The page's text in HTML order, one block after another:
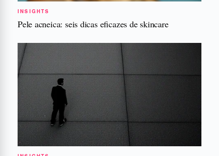
INSIGHTS
Pele acneica: seis dicas eficazes de skincare